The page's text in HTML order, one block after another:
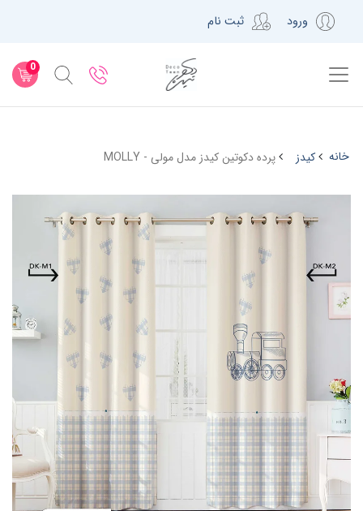
ورود ثبت نام
0
خانه کیدز پرده دکوتین کیدز مدل مولی - MOLLY